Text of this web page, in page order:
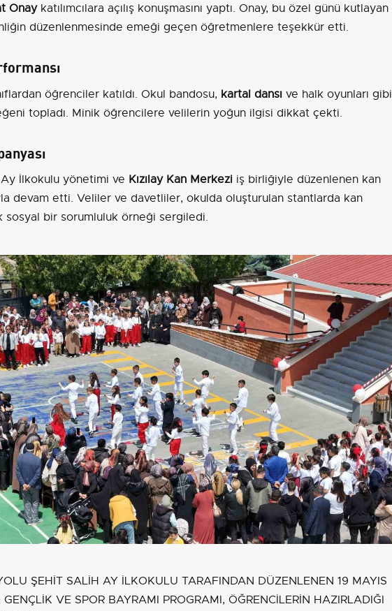
Onaykatılımcılara açılış konuşmasını yaptı. Onay, bu özel günü kutlayan
düzenlenmesinde emeği geçen öğretmenlere teşekkür etti.
öğrenciler katıldı. Okul bandosu, kartal dansı ve halk oyunları gibi
topladı. Minik öğrencilere velilerin yoğun ilgisi dikkat çekti.
İlkokulu yönetimi ve Kızılay Kan Merkezi iş birliğiyle düzenlenen kan
devam etti. Veliler ve davetliler, okulda oluşturulan stantlarda kan
sosyal bir sorumluluk örneği sergiledi.
ŞEHİT SALİH AY İLKOKULU TARAFINDAN DÜZENLENEN 19 MAYIS
VE SPOR BAYRAMI PROGRAMI, ÖĞRENCİLERİN HAZIRLADIĞI